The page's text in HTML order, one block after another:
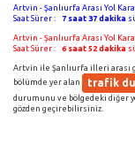
Artvin - Şanlıurfa Arası Yol
Saat Sürer :
7 saat 37 dakika
Artvin - Şanlıurfa Arası Yol
Saat Sürer :
6 saat 52 dakika
Artvin ile Şanlıurfa illeri arası
bölümde yer alan
trafik
durumunu ve bölgedeki diğer
gözden geçirebilirsiniz.